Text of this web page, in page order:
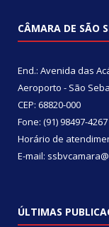
CÂMARA DE SÃO
End.: Avenida das
Aeroporto - São
CEP: 68820-000
Fone: (91) 98497-4267
Horário de
E-mail:
ÚLTIMAS